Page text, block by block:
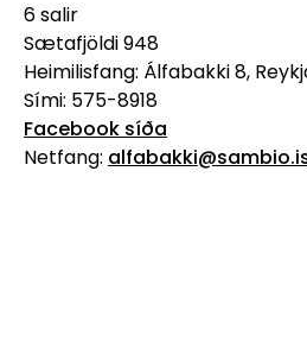
6 salir
Sætafjöldi 948
Heimilisfang: Álfabakki 8,
Sími: 575-8918
Facebook síða
Netfang: